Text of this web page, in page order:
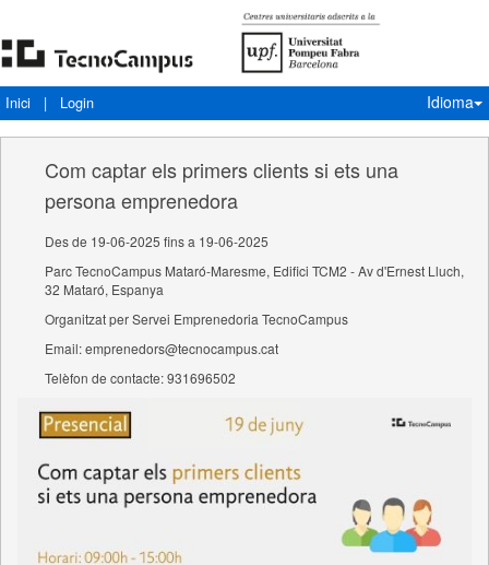
Inici | Login Idioma
Com captar els primers clients si ets una
persona emprenedora
Des de 19-06-2025 fins a 19-06-2025
Parc TecnoCampus Mataró-Maresme, Edifici TCM2 - Av d'Ernest Lluch,
32 Mataró, Espanya
Organitzat per Servei Emprenedoria TecnoCampus
Email: emprenedors@tecnocampus.cat
Telèfon de contacte: 931696502